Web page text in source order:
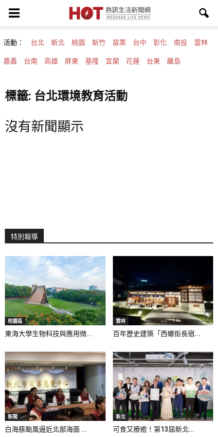
活動： 台北 新北 桃園 新竹 苗栗 台中 彰化 南投 雲林
嘉義 台南 高雄 屏東 基隆 宜蘭 花蓮 台東 離島
標籤: 台北環境教育活動
沒有新聞顯示
特別報導
校園區
東海大學生物科技與應用微...
雲林
百年歷史建築「西螺街長宿...
新聞
白海豚颱風逼近北部海面 ...
新北
可食又療癒！第13屆新北...